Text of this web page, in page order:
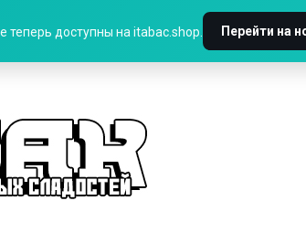
теперь доступны на itabac.shop. Перейти на